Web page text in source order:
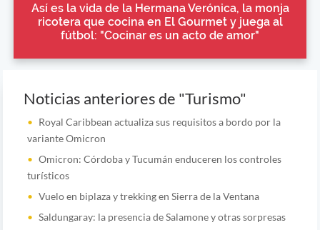
Así es la vida de la Hermana Verónica, la monja
ricotera que cocina en El Gourmet y juega al
fútbol: "Cocinar es un acto de amor"
Noticias anteriores de "Turismo"
Royal Caribbean actualiza sus requisitos a bordo por la
variante Omicron
Omicron: Córdoba y Tucumán enduceren los controles
turísticos
Vuelo en biplaza y trekking en Sierra de la Ventana
Saldungaray: la presencia de Salamone y otras sorpresas